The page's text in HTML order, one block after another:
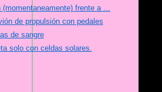
frente a ...
de propulsión con pedales
de sangre
solo con celdas solares.